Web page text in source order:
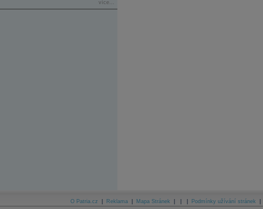
více...
O Patria.cz Reklama Mapa Stránek Podmínky užívání stránek